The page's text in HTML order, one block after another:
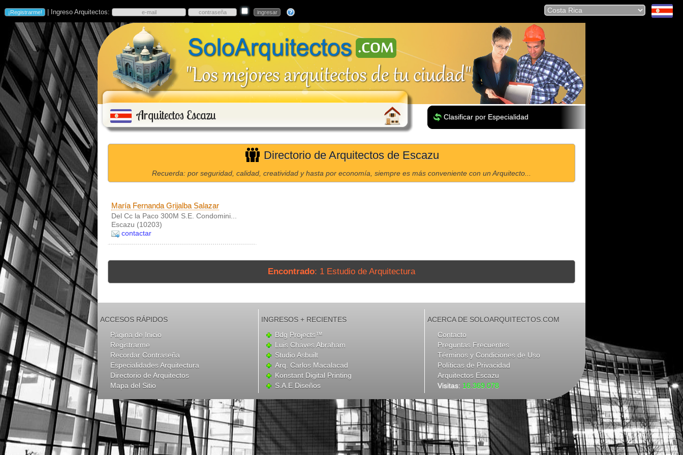
| Ingreso Arquitectos:
Arquitectos Escazu Clasificar por Especialidad
Directorio de Arquitectos de Escazu
Recuerda: por seguridad, calidad, creatividad y hasta por economía, siempre es más conveniente con un Arquitecto...
María Fernanda Grijalba Salazar
Del Cc la Paco 300M S.E. Condomini...
Escazu (10203)
contactar
Encontrado: 1 Estudio de Arquitectura
ACCESOS RÁPIDOS
Página de Inicio
Registrarme
Recordar Contraseña
Especialidades Arquitectura
Directorio de Arquitectos
Mapa del Sitio
INGRESOS + RECIENTES
Bdg Projects™
Luis Chaves Abraham
Studio Asbuilt
Arq. Carlos Macalacad
Konstant Digital Printing
S.A.E Diseños
ACERCA DE SOLOARQUITECTOS.COM
Contacto
Preguntas Frecuentes
Términos y Condiciones de Uso
Políticas de Privacidad
Arquitectos Escazu
Visitas: 16.369.078